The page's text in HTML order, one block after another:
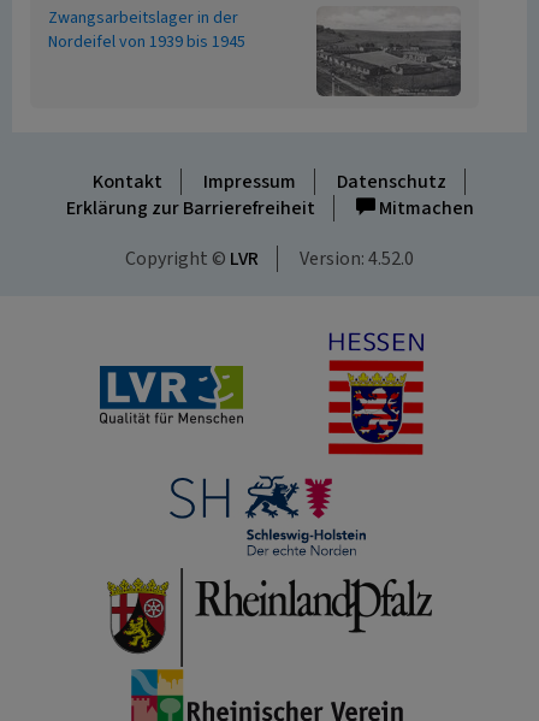
Zwangsarbeitslager in der
Nordeifel von 1939 bis 1945
Kontakt Impressum
Datenschutz
Erklärung zur Barrierefreiheit
Mitmachen
Copyright © LVR Version: 4.52.0